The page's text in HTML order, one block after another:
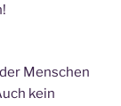
Menschen
kein